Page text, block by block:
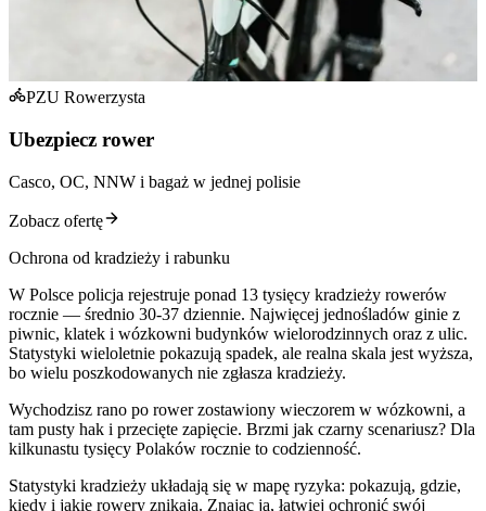
PZU Rowerzysta
Ubezpiecz rower
Casco, OC, NNW i bagaż w jednej polisie
Zobacz ofertę
Ochrona od kradzieży i rabunku
W Polsce policja rejestruje ponad 13 tysięcy kradzieży rowerów
rocznie — średnio 30-37 dziennie. Najwięcej jednośladów ginie z
piwnic, klatek i wózkowni budynków wielorodzinnych oraz z ulic.
Statystyki wieloletnie pokazują spadek, ale realna skala jest wyższa,
bo wielu poszkodowanych nie zgłasza kradzieży.
Wychodzisz rano po rower zostawiony wieczorem w wózkowni, a
tam pusty hak i przecięte zapięcie. Brzmi jak czarny scenariusz? Dla
kilkunastu tysięcy Polaków rocznie to codzienność.
Statystyki kradzieży układają się w mapę ryzyka: pokazują, gdzie,
kiedy i jakie rowery znikają. Znając ją, łatwiej ochronić swój